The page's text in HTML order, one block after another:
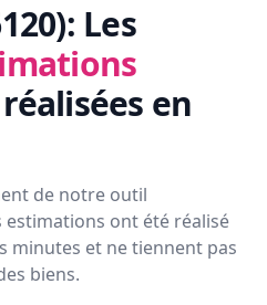
Les
réalisées en
de notre outil
estimations ont été réalisé
minutes et ne tiennent pas
biens.